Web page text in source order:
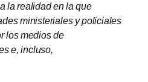
la realidad en la que
ministeriales y policiales
los medios de
e, incluso,